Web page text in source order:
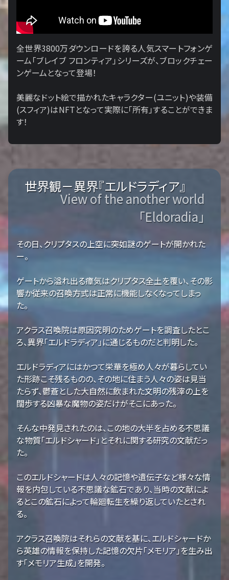
全世界3800万ダウンロードを誇る人気スマートフォンゲ
ーム「ブレイブ フロンティア」シリーズが、ブロックチェー
ンゲームとなって登場！
美麗なドット絵で描かれたキャラクター(ユニット)や装備
(スフィア)はNFTとなって実際に「所有」することができま
す！
世界観－異界『エルドラディア』
View of the another world
「Eldoradia」
その日、クリプタスの上空に突如謎のゲートが開かれた
ー。
ゲートから溢れ出る瘴気はクリプタス全土を覆い、その影
響か従来の召喚方式は正常に機能しなくなってしまっ
た。
アクラス召喚院は原因究明のためゲートを調査したとこ
ろ、異界「エルドラディア」に通じるものだと判明した。
エルドラディアにはかつて栄華を極め人々が暮らしてい
た形跡こそ残るものの、その地に住まう人々の姿は見当
たらず、鬱蒼とした大自然に飲まれた文明の残滓の上を
闊歩する凶暴な魔物の姿だけがそこにあった。
そんな中発見されたのは、この地の大半を占める不思議
な物質「エルドシャード」とそれに関する研究の文献だっ
た。
このエルドシャードは人々の記憶や遺伝子など様々な情
報を内包している不思議な鉱石であり、当時の文献によ
るとこの鉱石によって輪廻転生を繰り返していたとされ
る。
アクラス召喚院はそれらの文献を基に、エルドシャードか
ら英雄の情報を保持した記憶の欠片「メモリア」を生み出
す「メモリア生成」を開発。